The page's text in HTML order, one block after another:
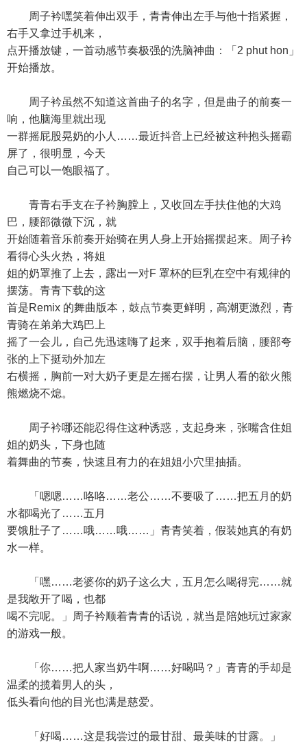
周子衿嘿笑着伸出双手，青青伸出左手与他十指紧握，
右手又拿过手机来，
点开播放键，一首动感节奏极强的洗脑神曲：「2 phut hon」
开始播放。
周子衿虽然不知道这首曲子的名字，但是曲子的前奏一
响，他脑海里就出现
一群摇屁股晃奶的小人……最近抖音上已经被这种抱头摇霸
屏了，很明显，今天
自己可以一饱眼福了。
青青右手支在子衿胸膛上，又收回左手扶住他的大鸡
巴，腰部微微下沉，就
开始随着音乐前奏开始骑在男人身上开始摇摆起来。周子衿
看得心头火热，将姐
姐的奶罩推了上去，露出一对F 罩杯的巨乳在空中有规律的
摆荡。青青下载的这
首是Remix 的舞曲版本，鼓点节奏更鲜明，高潮更激烈，青
青骑在弟弟大鸡巴上
摇了一会儿，自己先迅速嗨了起来，双手抱着后脑，腰部夸
张的上下挺动外加左
右横摇，胸前一对大奶子更是左摇右摆，让男人看的欲火熊
熊燃烧不熄。
周子衿哪还能忍得住这种诱惑，支起身来，张嘴含住姐
姐的奶头，下身也随
着舞曲的节奏，快速且有力的在姐姐小穴里抽插。
「嗯嗯……咯咯……老公……不要吸了……把五月的奶
水都喝光了……五月
要饿肚子了……哦……哦……」青青笑着，假装她真的有奶
水一样。
「嘿……老婆你的奶子这么大，五月怎么喝得完……就
是我敞开了喝，也都
喝不完呢。」周子衿顺着青青的话说，就当是陪她玩过家家
的游戏一般。
「你……把人家当奶牛啊……好喝吗？」青青的手却是
温柔的揽着男人的头，
低头看向他的目光也满是慈爱。
「好喝……这是我尝过的最甘甜、最美味的甘露。」